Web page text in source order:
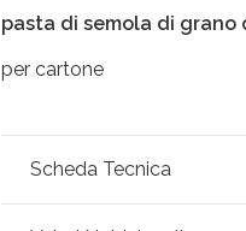
pasta di semola di
per cartone
Scheda Tecnica